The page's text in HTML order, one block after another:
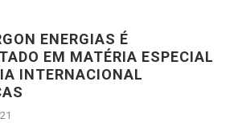
ENERGIAS É
EM MATÉRIA ESPECIAL
INTERNACIONAL